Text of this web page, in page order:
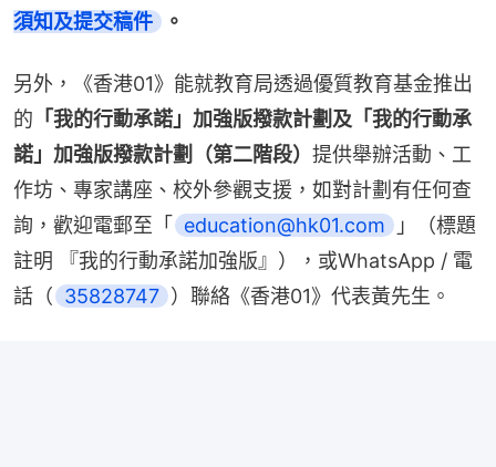
須知及提交稿件
。
另外，《香港01》能就教育局透過優質教育基金推出
的 「我的行動承諾」加強版撥款計劃及「我的行動承
諾」加強版撥款計劃（第二階段） 提供舉辦活動、工
作坊、專家講座、校外參觀支援，如對計劃有任何查
詢，歡迎電郵至「
education@hk01.com
」（標題
註明 『我的行動承諾加強版』），或WhatsApp / 電
話（ 35828747 ）聯絡《香港01》代表黃先生。